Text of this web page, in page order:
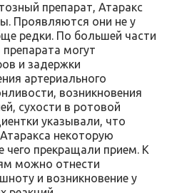
препарат, Атаракс
Проявляются они не у
редки. По большей части
могут
и задержки
артериального
возникновения
сухости в ротовой
указывали, что
некоторую
чего прекращали прием. К
можно отнести
и возникновение у